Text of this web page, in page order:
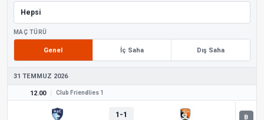
MAÇ TÜRÜ
Genel İç Saha Dış Saha
31 TEMMUZ 2026
12.00 Club Friendlies 1
1-1